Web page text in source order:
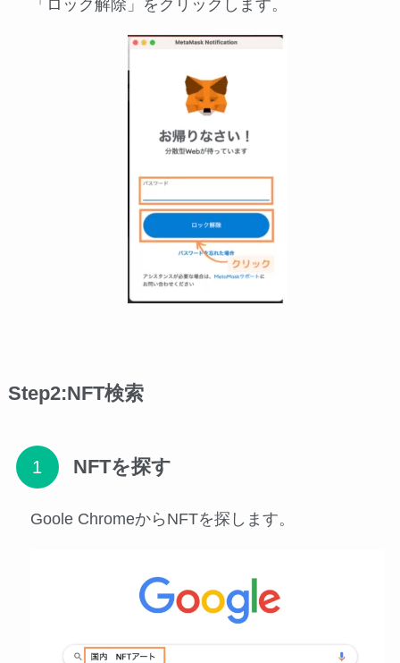
「ロック解除」をクリックします。
Step2:NFT検索
NFTを探す
Goole ChromeからNFTを探します。